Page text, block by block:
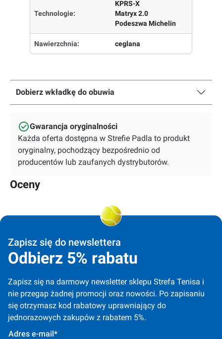
Technologie:
KPRS-X
Matryx 2.0
Podeszwa Michelin
Nawierzchnia: ceglana
Dobierz wkładkę do obuwia
Gwarancja oryginalności
Każda oferta dostępna w Strefie Padla to produkt
oryginalny, pochodzący bezpośrednio od
producentów lub zaufanych dystrybutorów.
Oceny
Zapisz się do newslettera
Odbierz 5% rabatu
Zapisz się na darmowy newsletter sklepu Strefa Tenisa i
nie przegap żadnej promocji oraz nowości. Po zapisaniu
się otrzymasz kod rabatowy uprawniający do
jednorazowych zakupów z rabatem 5%.
Adres e-mail*